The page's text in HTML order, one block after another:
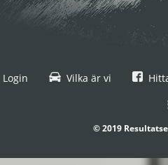
Login Vilka är vi
© 2019